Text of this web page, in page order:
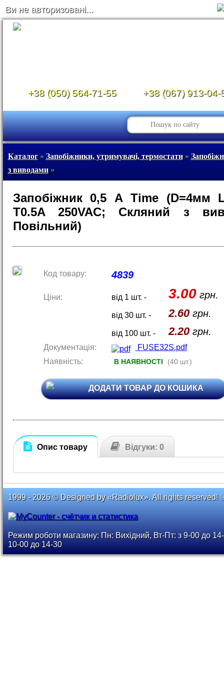
Ви не авторизовані...
+38 (050) 564-71-55 +38 (067) 913-04-
Каталог» Запобіжники, утримувачі, термостати»
з виводами»
Запобіжник 0,5 А Time (D=4мм
T0.5A 250VAC; Скляний з
Повільний)
Код товару: 4839
Ціни: від 1 шт. - 3.00грн.
від 30 шт. - 2.60грн.
від 100 шт. - 2.20грн.
Документація:
FUSE32S.pdf
Наявність:
В НАЯВНОСТІ (40 шт.)
ДОДАТИ ТОВАР ДО КОШИКА
Опис товару Відгуки: 0
1999 - 2026 © Designed by «Radiolux». All rights reserved!
Режим роботи магазину: Пн: Вихідний, Вт-Пт: з 9-00 до
10-00 до 14-30